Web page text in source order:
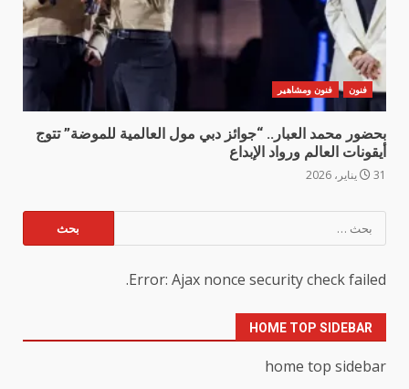
فنون فنون ومشاهير
بحضور محمد العبار.. “جوائز دبي مول العالمية للموضة” تتوج
أيقونات العالم ورواد الإبداع
31 يناير، 2026
عن:
Error: Ajax nonce security check failed.
HOME TOP SIDEBAR
home top sidebar